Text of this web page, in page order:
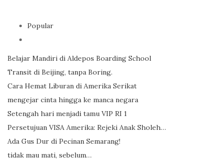
Popular
Belajar Mandiri di Aldepos Boarding School
Transit di Beijing, tanpa Boring.
Cara Hemat Liburan di Amerika Serikat
mengejar cinta hingga ke manca negara
Setengah hari menjadi tamu VIP RI 1
Persetujuan VISA Amerika: Rejeki Anak Sholeh…
Ada Gus Dur di Pecinan Semarang!
tidak mau mati, sebelum…